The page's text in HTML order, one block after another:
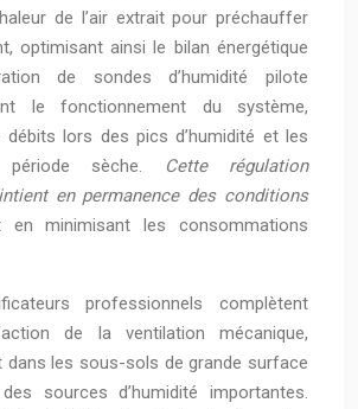
de l’air extrait pour préchauffer
optimisant ainsi le bilan énergétique
de sondes d’humidité pilote
le fonctionnement du système,
débits lors des pics d’humidité et les
période sèche.
Cette régulation
en permanence des conditions
minimisant les consommations
professionnels complètent
de la ventilation mécanique,
dans les sous-sols de grande surface
sources d’humidité importantes.